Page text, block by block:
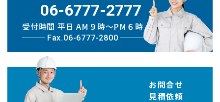
06-6777-2777
受付時間 平日 AM９時〜PM６時
Fax.06-6777-2800
お問合せ
見積依頼